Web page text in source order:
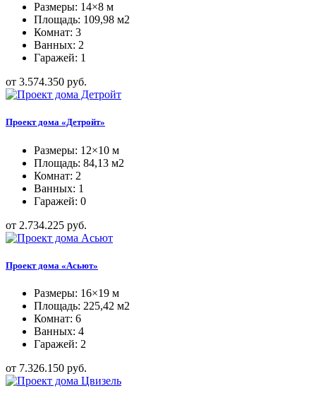
Размеры: 14×8 м
Площадь: 109,98 м2
Комнат: 3
Ванных: 2
Гаражей: 1
от 3.574.350 руб.
Проект дома «Детройт»
Размеры: 12×10 м
Площадь: 84,13 м2
Комнат: 2
Ванных: 1
Гаражей: 0
от 2.734.225 руб.
Проект дома «Асьют»
Размеры: 16×19 м
Площадь: 225,42 м2
Комнат: 6
Ванных: 4
Гаражей: 2
от 7.326.150 руб.